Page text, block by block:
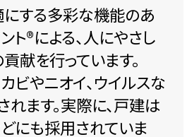
にする多彩な機能のあ
ト®️による、人にやさし
献を行っています。
ビやニオイ、ウイルスな
ます。実際に、戸建は
にも採用されていま